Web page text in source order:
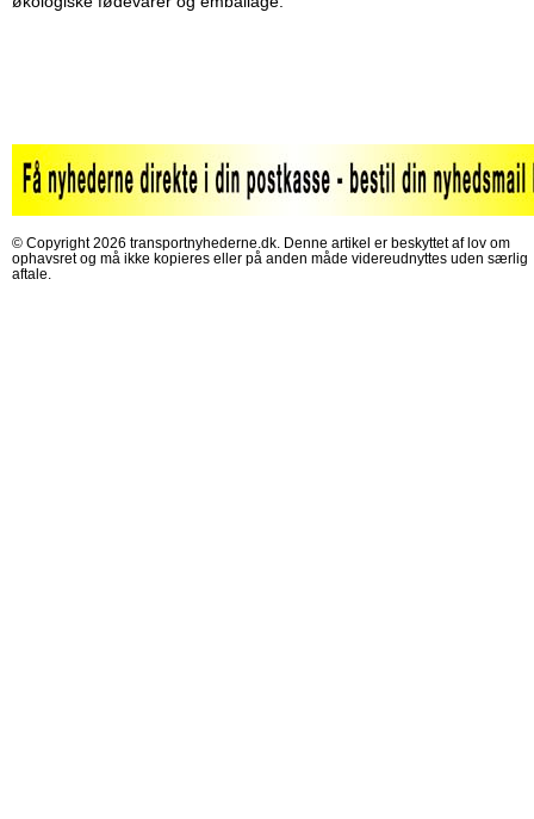
© Copyright 2026 transportnyhederne.dk. Denne artikel er beskyttet af lov om
ophavsret og må ikke kopieres eller på anden måde videreudnyttes uden særlig
aftale.